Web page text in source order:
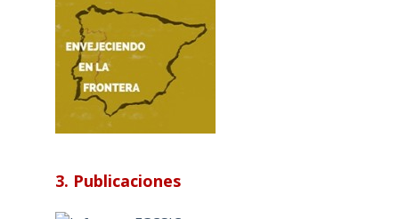
3. Publicaciones